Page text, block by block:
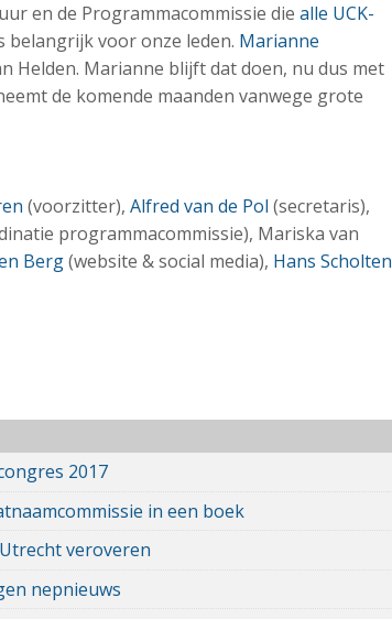
en de Programmacommissie die alle UCK-
belangrijk voor onze leden. Marianne
Helden. Marianne blijft dat doen, nu dus met
de komende maanden vanwege grote
(voorzitter), Alfred van de Pol (secretaris),
programmacommissie), Mariska van
Berg(website & social media), Hans Scholten
2017
in een boek
veroveren
nepnieuws